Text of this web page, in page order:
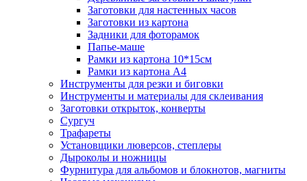
Заготовки для настенных часов
Заготовки из картона
Задники для фоторамок
Папье-маше
Рамки из картона 10*15см
Рамки из картона А4
Инструменты для резки и биговки
Инструменты и материалы для склеивания
Заготовки открыток, конверты
Сургуч
Трафареты
Установщики люверсов, степлеры
Дыроколы и ножницы
Фурнитура для альбомов и блокнотов, магниты